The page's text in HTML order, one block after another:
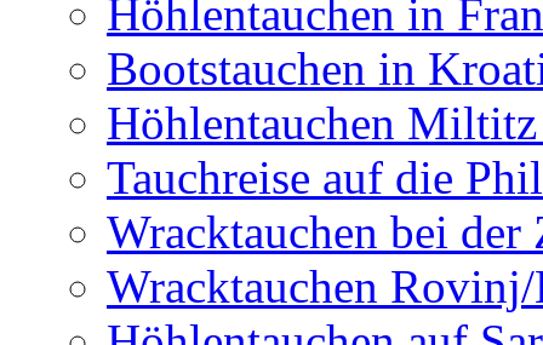
Höhlentauchen in
Bootstauchen in
Höhlentauchen
Tauchreise auf die
Wracktauchen bei der
Wracktauchen